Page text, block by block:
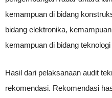
kemampuan di bidang
bidang elektronika,
kemampuan di bidang
Hasil dari pelaksanaan audit
rekomendasi. Rekomendasi